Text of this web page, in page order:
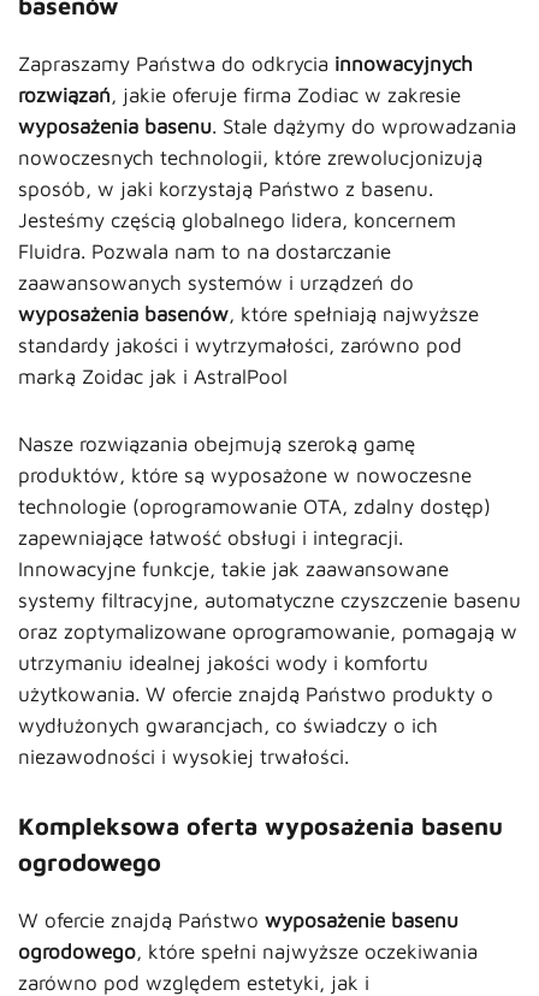
Zapraszamy Państwa do odkrycia innowacyjnych
rozwiązań, jakie oferuje firma Zodiac w zakresie
wyposażenia basenu. Stale dążymy do wprowadzania
nowoczesnych technologii, które zrewolucjonizują
sposób, w jaki korzystają Państwo z basenu.
Jesteśmy częścią globalnego lidera, koncernem
Fluidra. Pozwala nam to na dostarczanie
zaawansowanych systemów i urządzeń do
wyposażenia basenów, które spełniają najwyższe
standardy jakości i wytrzymałości, zarówno pod
marką Zoidac jak i AstralPool
Nasze rozwiązania obejmują szeroką gamę
produktów, które są wyposażone w nowoczesne
technologie (oprogramowanie OTA, zdalny dostęp)
zapewniające łatwość obsługi i integracji.
Innowacyjne funkcje, takie jak zaawansowane
systemy filtracyjne, automatyczne czyszczenie basenu
oraz zoptymalizowane oprogramowanie, pomagają w
utrzymaniu idealnej jakości wody i komfortu
użytkowania. W ofercie znajdą Państwo produkty o
wydłużonych gwarancjach, co świadczy o ich
niezawodności i wysokiej trwałości.
Kompleksowa oferta wyposażenia basenu
ogrodowego
W ofercie znajdą Państwo wyposażenie basenu
ogrodowego, które spełni najwyższe oczekiwania
zarówno pod względem estetyki, jak i